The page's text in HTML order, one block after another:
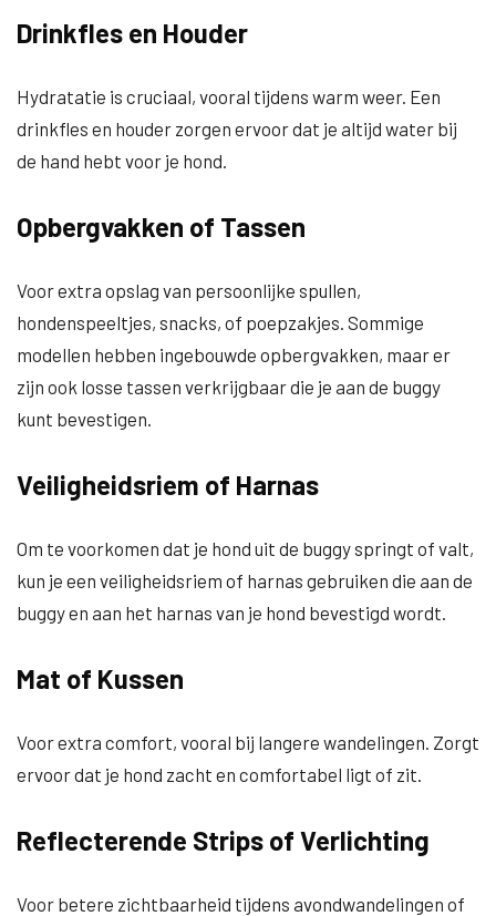
Drinkfles en Houder
Hydratatie is cruciaal, vooral tijdens warm weer. Een
drinkfles en houder zorgen ervoor dat je altijd water bij
de hand hebt voor je hond.
Opbergvakken of Tassen
Voor extra opslag van persoonlijke spullen,
hondenspeeltjes, snacks, of poepzakjes. Sommige
modellen hebben ingebouwde opbergvakken, maar er
zijn ook losse tassen verkrijgbaar die je aan de buggy
kunt bevestigen.
Veiligheidsriem of Harnas
Om te voorkomen dat je hond uit de buggy springt of valt,
kun je een veiligheidsriem of harnas gebruiken die aan de
buggy en aan het harnas van je hond bevestigd wordt.
Mat of Kussen
Voor extra comfort, vooral bij langere wandelingen. Zorgt
ervoor dat je hond zacht en comfortabel ligt of zit.
Reflecterende Strips of Verlichting
Voor betere zichtbaarheid tijdens avondwandelingen of